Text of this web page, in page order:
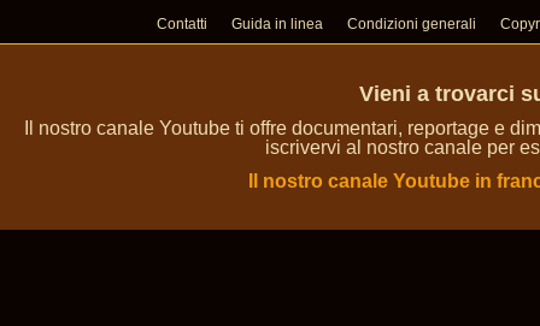
Contatti Guida in linea Condizioni generali
Vieni a trovarci
Il nostro canale Youtube ti offre documentari, reportage e
iscrivervi al nostro canale per
Il nostro canale Youtube in